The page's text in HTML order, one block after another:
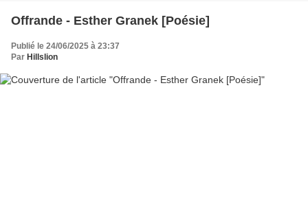
Offrande - Esther Granek [Poésie]
Publié le 24/06/2025 à 23:37
Par Hillslion